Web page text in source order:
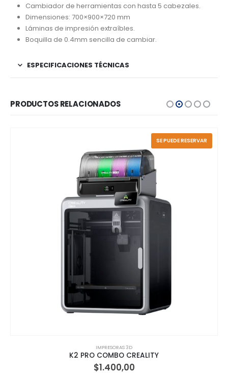
Cambiador de herramientas con hasta 5 cabezales.
Dimensiones: 700×900×720 mm
Láminas de impresión extraíbles.
Boquilla de 0.4mm sencilla de cambiar.
ESPECIFICACIONES TÉCNICAS
PRODUCTOS RELACIONADOS
SE PUEDE RESERVAR
IMPRESORAS 3D
K2 PRO COMBO CREALITY
$1.400,00